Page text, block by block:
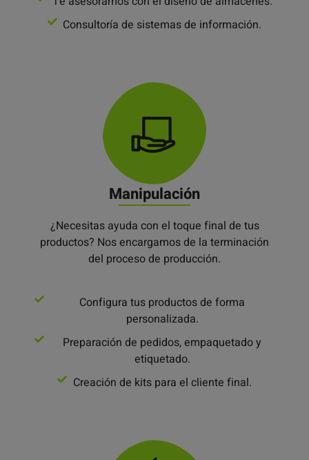
Consultoría de sistemas de información.
Manipulación
¿Necesitas ayuda con el toque final de tus
productos? Nos encargamos de la terminación
del proceso de producción.
Configura tus productos de forma
personalizada.
Preparación de pedidos, empaquetado y
etiquetado.
Creación de kits para el cliente final.